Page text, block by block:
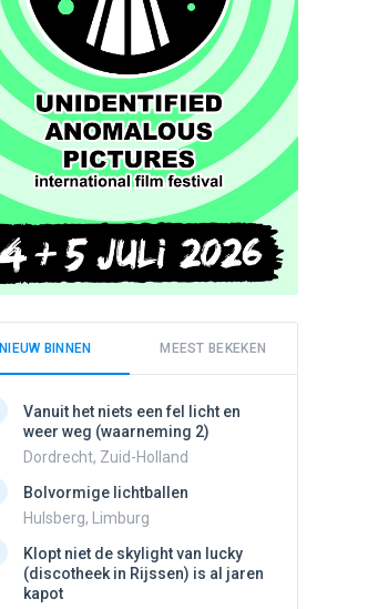
NIEUW BINNEN MEEST BEKEKEN
Vanuit het niets een fel licht en
weer weg (waarneming 2)
Dordrecht, Zuid-Holland
Bolvormige lichtballen
Hulsberg, Limburg
Klopt niet de skylight van lucky
(discotheek in Rijssen) is al jaren
kapot